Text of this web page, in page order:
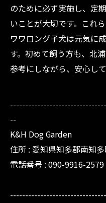
のために必ず実施し、定
いことが大切です。これ
ワワロング子犬は元気に
す。初めて飼う方も、北
参考にしながら、安心し
--
K&H Dog Garden
住所 : 愛知県知多郡南知
電話番号 : 090-9916-2579